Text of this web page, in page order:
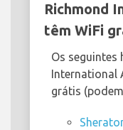
Richmond
têm WiFi
Os seguintes
International
grátis